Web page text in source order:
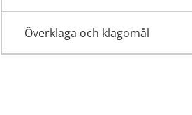
Överklaga och klagomål